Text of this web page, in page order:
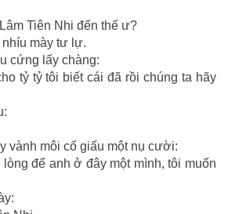
Tiên Nhi đến thế ư?
mày tư lự.
cứng lấy chàng:
tỷ tỷ tôi biết cái đã rồi chúng ta hãy
vành môi cố giấu một nụ cười:
để anh ở đây một mình, tôi muốn